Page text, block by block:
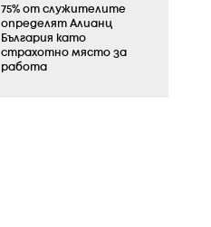
75% от служителите
определят Алианц
България като
страхотно място за
работа